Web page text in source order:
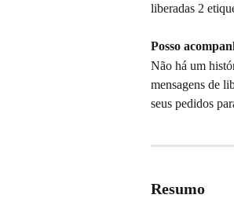
liberadas 2
Posso
Não há um
mensagens de
seus pedidos
Resumo